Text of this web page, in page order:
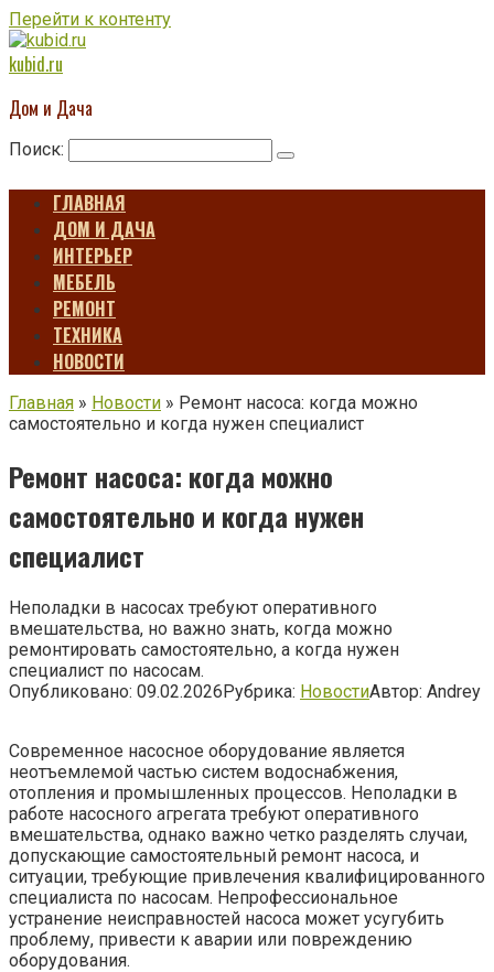
Перейти к контенту
kubid.ru
Дом и Дача
Поиск:
ГЛАВНАЯ
ДОМ И ДАЧА
ИНТЕРЬЕР
МЕБЕЛЬ
РЕМОНТ
ТЕХНИКА
НОВОСТИ
Главная » Новости » Ремонт насоса: когда можно
самостоятельно и когда нужен специалист
Ремонт насоса: когда можно
самостоятельно и когда нужен
специалист
Неполадки в насосах требуют оперативного
вмешательства, но важно знать, когда можно
ремонтировать самостоятельно, а когда нужен
специалист по насосам.
Опубликовано: 09.02.2026Рубрика: НовостиАвтор: Andrey
Современное насосное оборудование является
неотъемлемой частью систем водоснабжения,
отопления и промышленных процессов. Неполадки в
работе насосного агрегата требуют оперативного
вмешательства, однако важно четко разделять случаи,
допускающие самостоятельный ремонт насоса, и
ситуации, требующие привлечения квалифицированного
специалиста по насосам. Непрофессиональное
устранение неисправностей насоса может усугубить
проблему, привести к аварии или повреждению
оборудования.